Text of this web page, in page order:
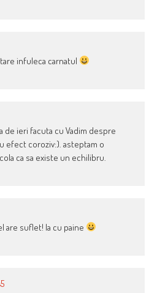
infuleca carnatul
de ieri facuta cu Vadim despre
efect coroziv:). asteptam o
ca sa existe un echilibru.
are suflet! Ia cu paine